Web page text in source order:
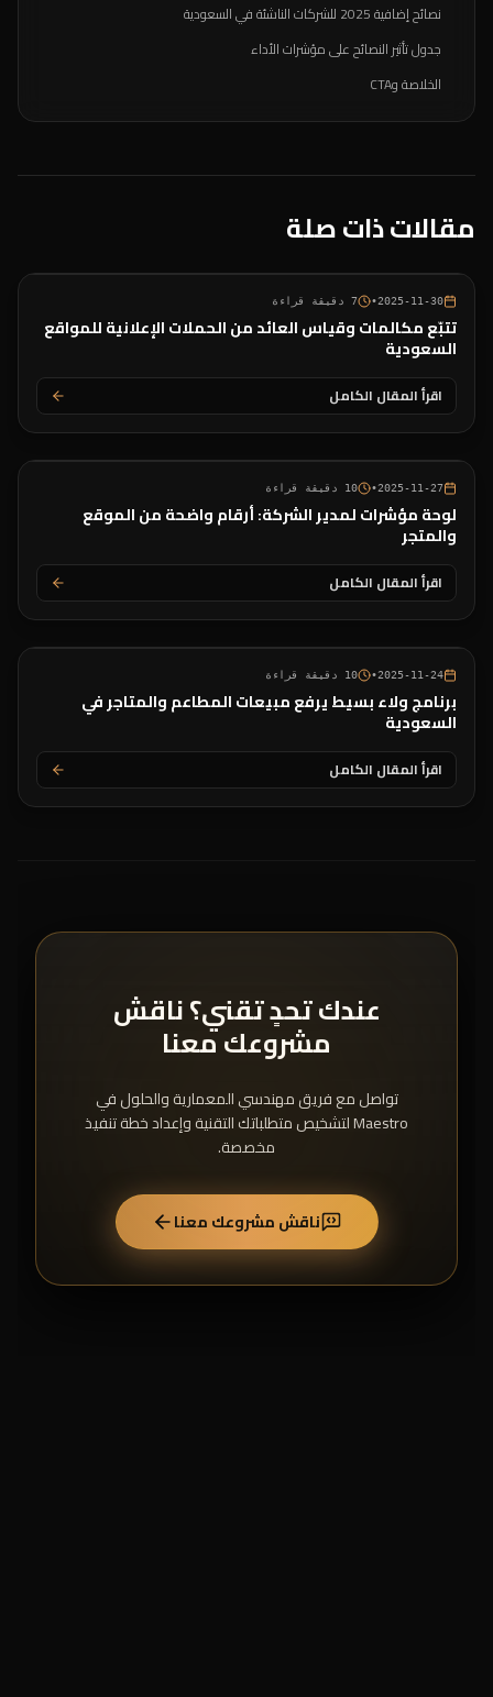
نصائح إضافية 2025 للشركات الناشئة في السعودية
جدول تأثير النصائح على مؤشرات الأداء
الخلاصة وCTA
مقالات ذات صلة
2025-11-30
•
7 دقيقة قراءة
تتبّع مكالمات وقياس العائد من الحملات الإعلانية للمواقع
السعودية
اقرأ المقال الكامل
2025-11-27
•
10 دقيقة قراءة
لوحة مؤشرات لمدير الشركة: أرقام واضحة من الموقع
والمتجر
اقرأ المقال الكامل
2025-11-24
•
10 دقيقة قراءة
برنامج ولاء بسيط يرفع مبيعات المطاعم والمتاجر في
السعودية
اقرأ المقال الكامل
عندك تحدٍ تقني؟ ناقش
مشروعك معنا
تواصل مع فريق مهندسي المعمارية والحلول في
Maestro لتشخيص متطلباتك التقنية وإعداد خطة تنفيذ
مخصصة.
ناقش مشروعك معنا